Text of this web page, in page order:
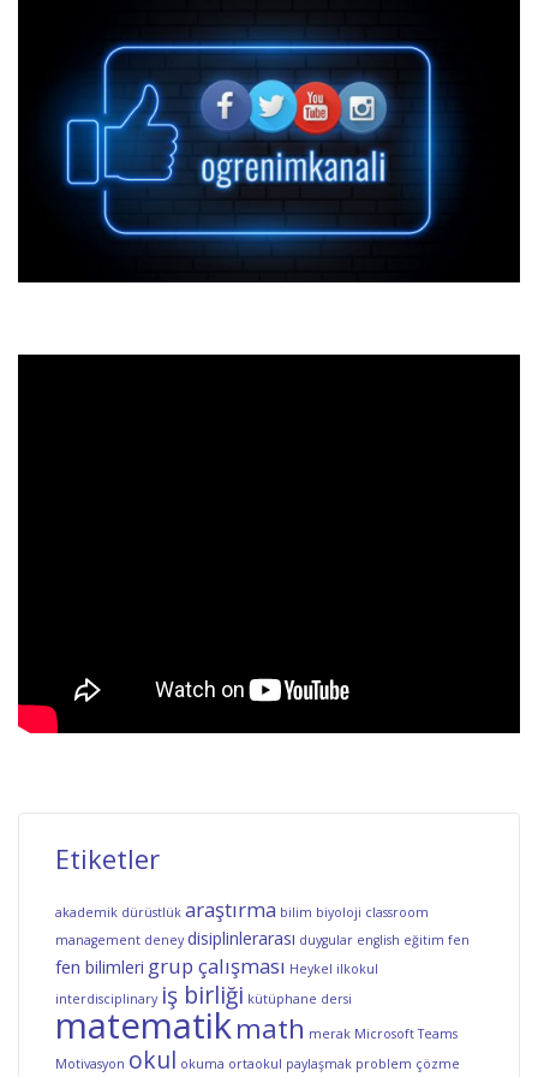
Genel,Videolar
21stcenturyskills 21yybecerileri acipreschool ,acischools ,açıokulları
açıokulöncesi
healthylearner, program,sağlıklıöğrenen
Etiketler
akademik dürüstlük araştırma bilim biyoloji classroom
management deney disiplinlerarası duygular english eğitim fen
fen bilimleri grup çalışması Heykel ilkokul
interdisciplinary iş birliği kütüphane dersi
matematikmath merak Microsoft Teams
Motivasyon okul okuma ortaokul paylaşmak problem çözme